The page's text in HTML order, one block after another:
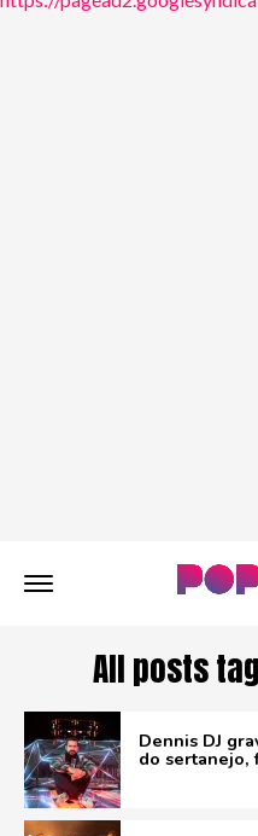
All posts
Dennis DJ
do sertanejo,